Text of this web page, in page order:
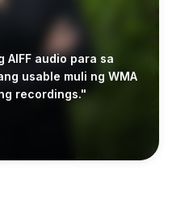
AIFF audio para sa
usable muli ng WMA
recordings."